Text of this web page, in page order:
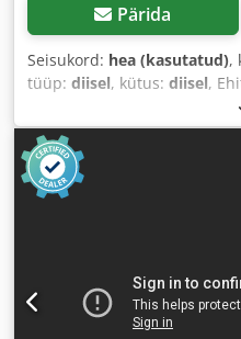
Pärida
Seisukord: hea (kasutatud),
tüüp: diisel, kütus: diisel,